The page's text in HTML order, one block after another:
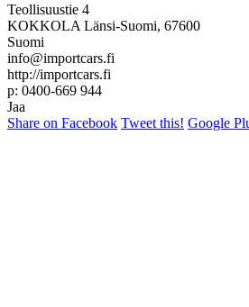
Teollisuustie 4
KOKKOLA Länsi-Suomi, 67600
Suomi
info@importcars.fi
http://importcars.fi
p: 0400-669 944
Jaa
Share on Facebook Tweet this! Google